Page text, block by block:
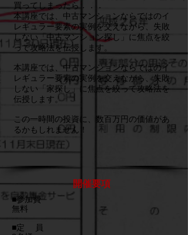
買ってしまったら．．．
本講座では、中古マンションならではのイ
レギュラー要素の実例を交えながら、失敗
しない「中古マンション探し」に焦点を絞
って攻略法を伝授します。
本講座では、中古マンションならではのイ
レギュラー要素の実例を交えながら、失敗
しない「家探し」に焦点を絞って攻略法を
伝授します。
この一時間の投資に、数百万円の価値があ
るかもしれません！
開催要項
■参加費
無料
■定 員